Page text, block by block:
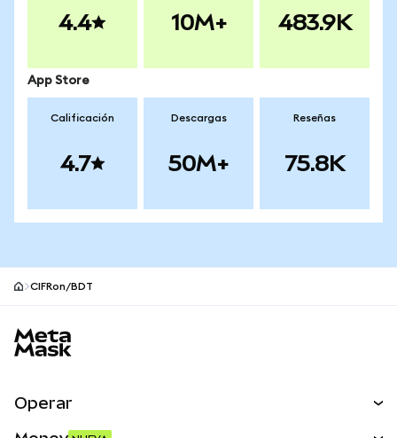
4.4 10M+ 483.9K
App Store
Calificación
4.7
Descargas
50M+
Reseñas
75.8K
CIFRon/BDT
Operar